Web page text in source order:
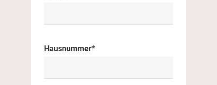
Hausnummer*